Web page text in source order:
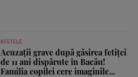
KFETELE
Acuzații grave după găsirea fetiței
de 11 ani dispărute în Bacău!
Familia copilei cere imaginile...